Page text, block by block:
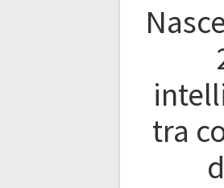
tra